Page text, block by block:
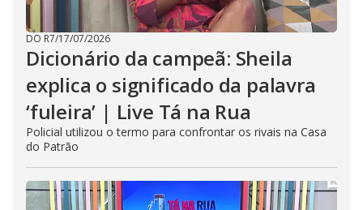
DO R7/17/07/2026
Dicionário da campeã: Sheila
explica o significado da palavra
‘fuleira’ | Live Tá na Rua
Policial utilizou o termo para confrontar os rivais na Casa
do Patrão